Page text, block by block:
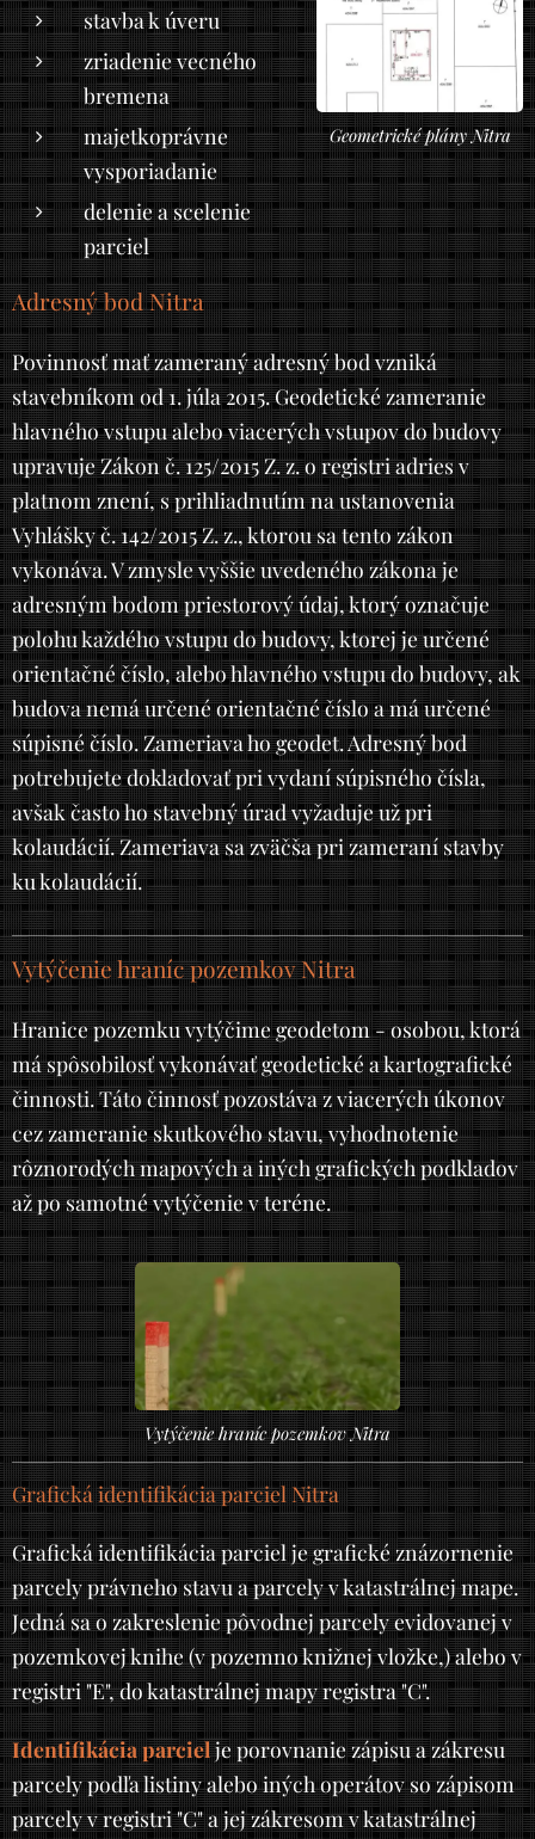
Geometrické plány Nitra
stavba k úveru
zriadenie vecného
bremena
majetkoprávne
vysporiadanie
delenie a scelenie
parciel
Adresný bod Nitra
Povinnosť mať zameraný adresný bod vzniká
stavebníkom od 1. júla 2015. Geodetické zameranie
hlavného vstupu alebo viacerých vstupov do budovy
upravuje Zákon č. 125/2015 Z. z. o registri adries v
platnom znení, s prihliadnutím na ustanovenia
Vyhlášky č. 142/2015 Z. z., ktorou sa tento zákon
vykonáva. V zmysle vyššie uvedeného zákona je
adresným bodom priestorový údaj, ktorý označuje
polohu každého vstupu do budovy, ktorej je určené
orientačné číslo, alebo hlavného vstupu do budovy, ak
budova nemá určené orientačné číslo a má určené
súpisné číslo. Zameriava ho geodet. Adresný bod
potrebujete dokladovať pri vydaní súpisného čísla,
avšak často ho stavebný úrad vyžaduje už pri
kolaudácií. Zameriava sa zväčša pri zameraní stavby
ku kolaudácií.
Vytýčenie hraníc pozemkov Nitra
Hranice pozemku vytýčime geodetom - osobou, ktorá
má spôsobilosť vykonávať geodetické a kartografické
činnosti. Táto činnosť pozostáva z viacerých úkonov
cez zameranie skutkového stavu, vyhodnotenie
rôznorodých mapových a iných grafických podkladov
až po samotné vytýčenie v teréne.
Vytýčenie hraníc pozemkov Nitra
Grafická identifikácia parciel Nitra
Grafická identifikácia parciel je grafické znázornenie
parcely právneho stavu a parcely v katastrálnej mape.
Jedná sa o zakreslenie pôvodnej parcely evidovanej v
pozemkovej knihe (v pozemno knižnej vložke,) alebo v
registri "E", do katastrálnej mapy registra "C".
Identifikácia parcielje porovnanie zápisu a zákresu
parcely podľa listiny alebo iných operátov so zápisom
parcely v registri "C" a jej zákresom v katastrálnej